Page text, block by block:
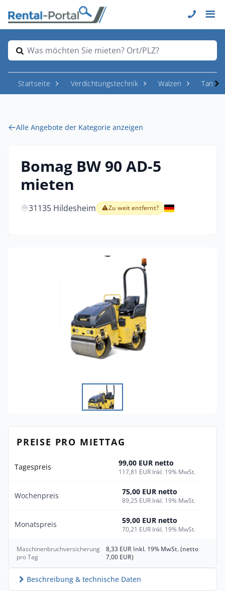
Was möchten Sie mieten? Ort/PLZ?
Startseite Verdichtungstechnik Walzen
Alle Angebote der Kategorie anzeigen
Bomag BW 90 AD-5
mieten
31135 Hildesheim Zu weit entfernt?
PREISE PRO MIETTAG
Tagespreis 99,00 EUR netto
117,81 EUR Inkl. 19% MwSt.
Wochenpreis 75,00 EUR netto
89,25 EUR Inkl. 19% MwSt.
Monatspreis 59,00 EUR netto
70,21 EUR Inkl. 19% MwSt.
Maschinenbruchversicherung
pro Tag
8,33 EUR Inkl. 19% MwSt. (netto
7,00 EUR)
Beschreibung & technische Daten